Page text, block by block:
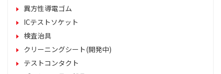
異方性導電ゴム
ICテストソケット
検査治具
クリーニングシート(開発中)
テストコンタクト